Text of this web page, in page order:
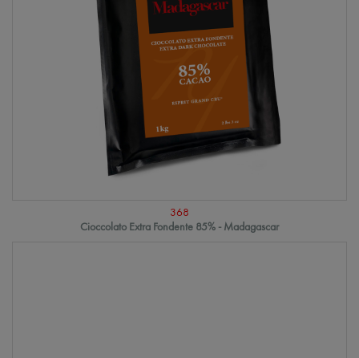
368
Cioccolato Extra Fondente 85% - Madagascar